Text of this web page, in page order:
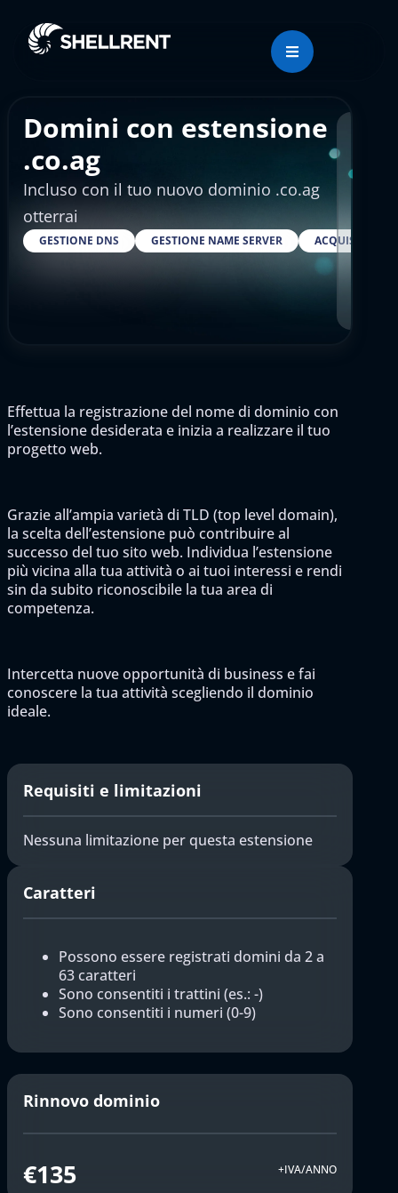
Domini con estensione
.co.ag
Incluso con il tuo nuovo dominio .co.ag
otterrai
GESTIONE DNS GESTIONE NAME SERVER ACQUISTARE
Effettua la registrazione del nome di dominio con
l’estensione desiderata e inizia a realizzare il tuo
progetto web.
Grazie all’ampia varietà di TLD (top level domain),
la scelta dell’estensione può contribuire al
successo del tuo sito web. Individua l’estensione
più vicina alla tua attività o ai tuoi interessi e rendi
sin da subito riconoscibile la tua area di
competenza.
Intercetta nuove opportunità di business e fai
conoscere la tua attività scegliendo il dominio
ideale.
Requisiti e limitazioni
Nessuna limitazione per questa estensione
Caratteri
Possono essere registrati domini da 2 a
63 caratteri
Sono consentiti i trattini (es.: -)
Sono consentiti i numeri (0-9)
Rinnovo dominio
€135 +IVA/ANNO